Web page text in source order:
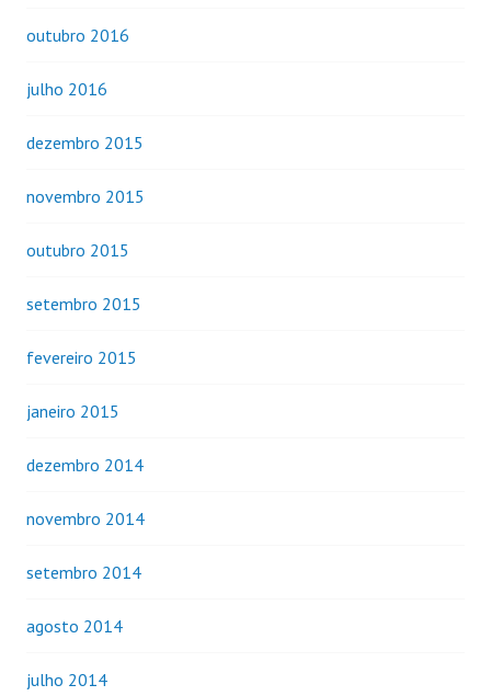
outubro 2016
julho 2016
dezembro 2015
novembro 2015
outubro 2015
setembro 2015
fevereiro 2015
janeiro 2015
dezembro 2014
novembro 2014
setembro 2014
agosto 2014
julho 2014